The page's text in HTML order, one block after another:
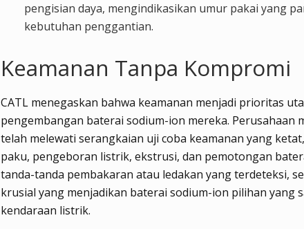
pengisian daya, mengindikasikan umur pakai yang
kebutuhan penggantian.
Keamanan Tanpa Kompromi
CATL menegaskan bahwa keamanan menjadi prioritas
pengembangan baterai sodium-ion mereka. Perusahaan
telah melewati serangkaian uji coba keamanan yang
paku, pengeboran listrik, ekstrusi, dan pemotongan
tanda-tanda pembakaran atau ledakan yang terdeteksi,
krusial yang menjadikan baterai sodium-ion pilihan yang
kendaraan listrik.